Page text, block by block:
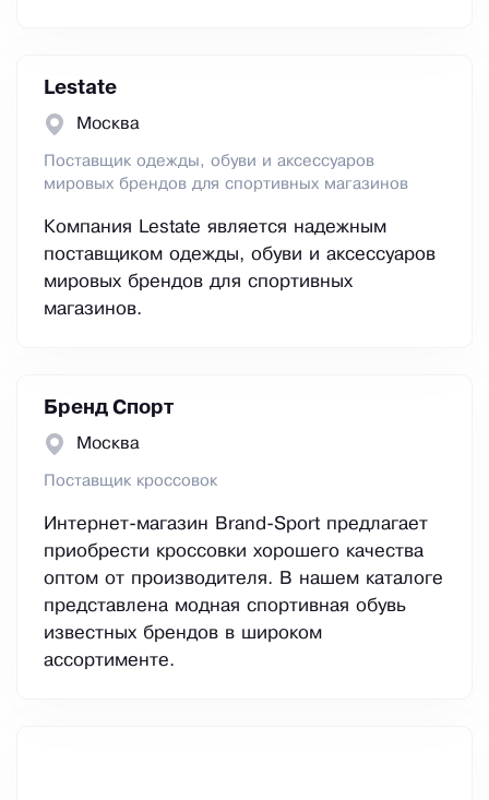
Lestate
Москва
Поставщик одежды, обуви и аксессуаров
мировых брендов для спортивных магазинов
Компания Lestate является надежным
поставщиком одежды, обуви и аксессуаров
мировых брендов для спортивных
магазинов.
Бренд Спорт
Москва
Поставщик кроссовок
Интернет-магазин Brand-Sport предлагает
приобрести кроссовки хорошего качества
оптом от производителя. В нашем каталоге
представлена модная спортивная обувь
известных брендов в широком
ассортименте.